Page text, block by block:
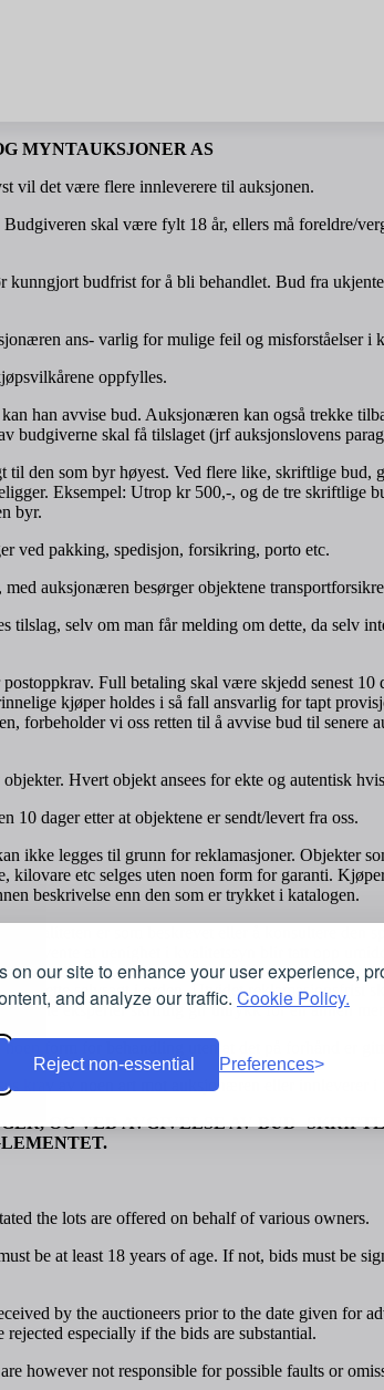
on our site to enhance your user experience,
and analyze our traffic. Cookie Policy.
Reject non-essential Preferences
MYNTAUKSJONER AS
vil det være flere innleverere til auksjonen.
skal være fylt 18 år, ellers må foreldre/
budfrist for å bli behandlet. Bud fra
ans- varlig for mulige feil og misforståelser i
oppfylles.
han avvise bud. Auksjonæren kan også trekke
budgiverne skal få tilslaget (jrf auksjonslovens
til den som byr høyest. Ved flere like, skriftlige
Eksempel: Utrop kr 500,-, og de tre
byr.
ved pakking, spedisjon, forsikring, porto etc.
auksjonæren besørger objektene
tilslag, selv om man får melding om dette, da selv
Full betaling skal være skjedd senest 10
kjøper holdes i så fall ansvarlig for tapt
forbeholder vi oss retten til å avvise bud til senere
Hvert objekt ansees for ekte og autentisk
10 dager etter at objektene er sendt/levert fra oss.
ikke legges til grunn for reklamasjoner. Objekter
kilovare etc selges uten noen form for garanti.
beskrivelse enn den som er trykket i katalogen.
kvaliteten er som beskrevet eller å konsultere den
at uenighet i kvalitetssyn blir tatt opp
er dette selvsagt i orden. Utvidet reklamasjonsfrist
eksperter skriftlig gir uttrykk for en annen
form for behandling uten at det på forhånd er
krav av noen art mot auksjonæren eller innleverer
OG VED AVGIVELSE AV BUD -
the lots are offered on behalf of various owners.
be at least 18 years of age. If not, bids must be
by the auctioneers prior to the date given for
especially if the bids are substantial.
however not responsible for possible faults or